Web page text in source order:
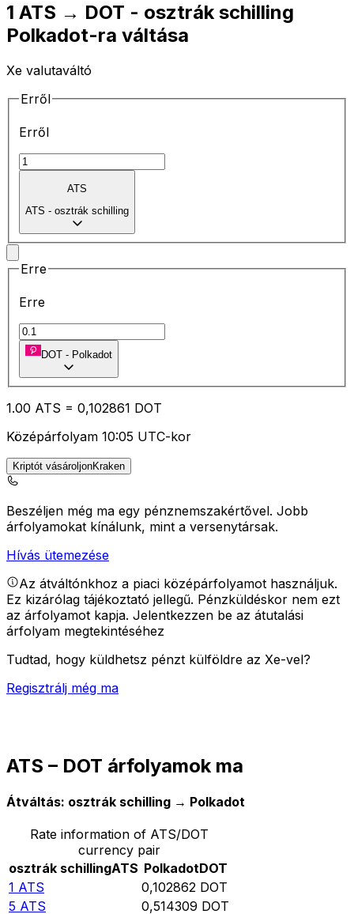
1 ATS → DOT - osztrák schilling
Polkadot-ra váltása
Xe valutaváltó
Erről
Erről
ATS
ATS - osztrák schilling
Erre
Erre
DOT - Polkadot
1.00 ATS = 0,102861 DOT
Középárfolyam 10:05 UTC-kor
Kriptót vásároljonKraken
Beszéljen még ma egy pénznemszakértővel. Jobb
árfolyamokat kínálunk, mint a versenytársak.
Hívás ütemezése
Az átváltónkhoz a piaci középárfolyamot használjuk.
Ez kizárólag tájékoztató jellegű. Pénzküldéskor nem ezt
az árfolyamot kapja. Jelentkezzen be az átutalási
árfolyam megtekintéséhez
Tudtad, hogy küldhetsz pénzt külföldre az Xe-vel?
Regisztrálj még ma
ATS – DOT árfolyamok ma
Átváltás: osztrák schilling → Polkadot
Rate information of ATS/DOT
currency pair
osztrák schillingATS PolkadotDOT
1 ATS 0,102862 DOT
5 ATS 0,514309 DOT